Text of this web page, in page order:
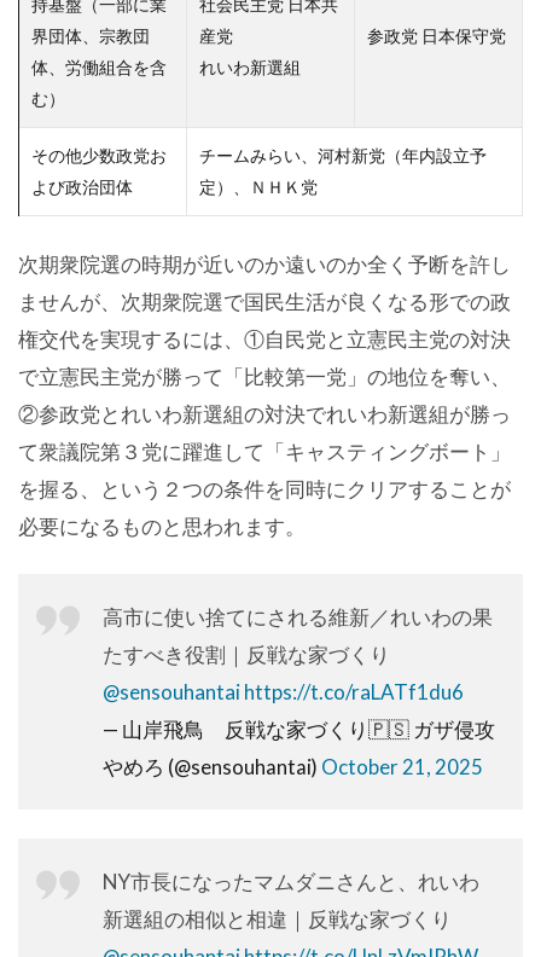
持基盤（一部に業
界団体、宗教団
体、労働組合を含
む）
社会民主党 日本共
産党
れいわ新選組
参政党 日本保守党
その他少数政党お
よび政治団体
チームみらい、河村新党（年内設立予
定）、ＮＨＫ党
次期衆院選の時期が近いのか遠いのか全く予断を許し
ませんが、次期衆院選で国民生活が良くなる形での政
権交代を実現するには、①自民党と立憲民主党の対決
で立憲民主党が勝って「比較第一党」の地位を奪い、
②参政党とれいわ新選組の対決でれいわ新選組が勝っ
て衆議院第３党に躍進して「キャスティングボート」
を握る、という２つの条件を同時にクリアすることが
必要になるものと思われます。
高市に使い捨てにされる維新／れいわの果
たすべき役割｜反戦な家づくり
@sensouhantaihttps://t.co/raLATf1du6
— 山岸飛鳥 反戦な家づくり🇵🇸 ガザ侵攻
やめろ (@sensouhantai) October 21, 2025
NY市長になったマムダニさんと、れいわ
新選組の相似と相違｜反戦な家づくり